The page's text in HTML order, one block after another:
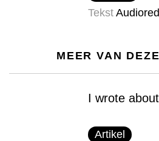
Tekst
MEER VAN
I wrote
Artikel